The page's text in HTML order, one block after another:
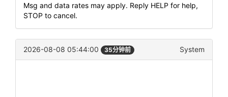
Msg and data rates may apply. Reply HELP for help,
STOP to cancel.
2026-08-08 05:44:00 35分钟前 System